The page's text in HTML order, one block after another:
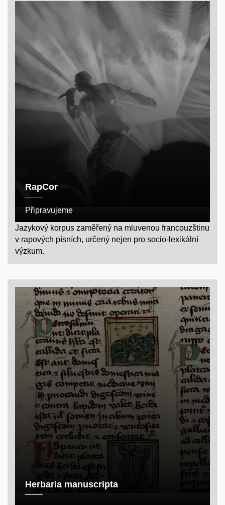
RapCor
Připravujeme
Jazykový korpus zaměřený na mluvenou francouzštinu
v rapových písních, určený nejen pro socio-lexikální
výzkum.
Herbaria manuscripta